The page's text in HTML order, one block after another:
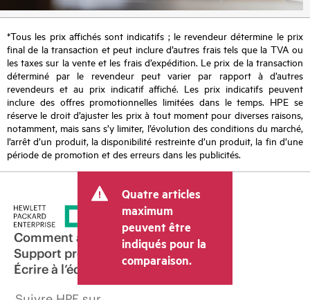
*Tous les prix affichés sont indicatifs ; le revendeur détermine le prix
final de la transaction et peut inclure d’autres frais tels que la TVA ou
les taxes sur la vente et les frais d’expédition. Le prix de la transaction
déterminé par le revendeur peut varier par rapport à d’autres
revendeurs et au prix indicatif affiché. Les prix indicatifs peuvent
inclure des offres promotionnelles limitées dans le temps. HPE se
réserve le droit d’ajuster les prix à tout moment pour diverses raisons,
notamment, mais sans s’y limiter, l’évolution des conditions du marché,
l’arrêt d’un produit, la disponibilité restreinte d’un produit, la fin d’une
période de promotion et des erreurs dans les publicités.
Quatre articles
maximum
peuvent être
indiqués pour la
comparaison.
Comment acheter
Support produit
Écrire à l’équipe commerciale